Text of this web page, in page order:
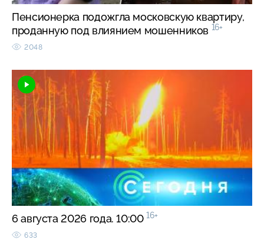
Пенсионерка подожгла московскую квартиру,
проданную под влиянием мошенников 16+
2048
6 августа 2026 года. 10:00 16+
633